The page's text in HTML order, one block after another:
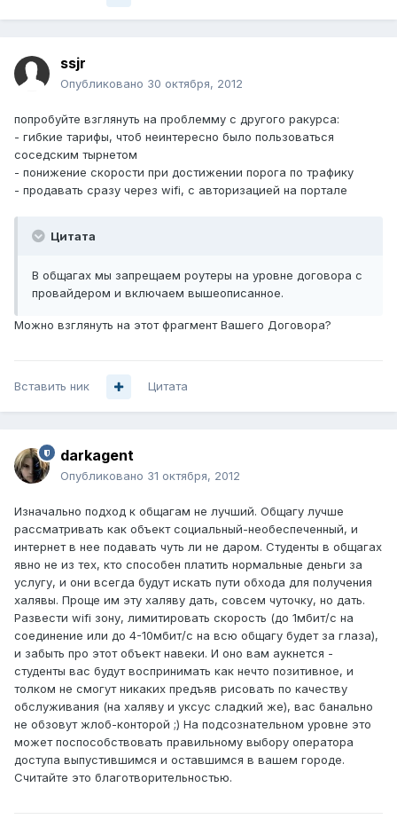
ssjr
Опубликовано 30 октября, 2012
попробуйте взглянуть на проблемму с другого ракурса:
- гибкие тарифы, чтоб неинтересно было пользоваться
соседским тырнетом
- понижение скорости при достижении порога по трафику
- продавать сразу через wifi, с авторизацией на портале
Цитата
В общагах мы запрещаем роутеры на уровне договора с
провайдером и включаем вышеописанное.
Можно взглянуть на этот фрагмент Вашего Договора?
Вставить ник Цитата
darkagent
Опубликовано 31 октября, 2012
Изначально подход к общагам не лучший. Общагу лучше
рассматривать как объект социальный-необеспеченный, и
интернет в нее подавать чуть ли не даром. Студенты в общагах
явно не из тех, кто способен платить нормальные деньги за
услугу, и они всегда будут искать пути обхода для получения
халявы. Проще им эту халяву дать, совсем чуточку, но дать.
Развести wifi зону, лимитировать скорость (до 1мбит/с на
соединение или до 4-10мбит/с на всю общагу будет за глаза),
и забыть про этот объект навеки. И оно вам аукнется -
студенты вас будут воспринимать как нечто позитивное, и
толком не смогут никаких предъяв рисовать по качеству
обслуживания (на халяву и уксус сладкий же), вас банально
не обзовут жлоб-конторой ;) На подсознательном уровне это
может поспособствовать правильному выбору оператора
доступа выпустившимся и оставшимся в вашем городе.
Считайте это благотворительностью.